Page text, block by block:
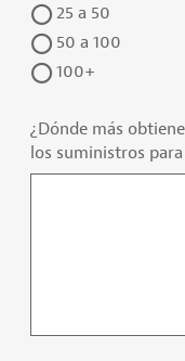
25 a 50
50 a 100
100+
¿Dónde más
los suministros